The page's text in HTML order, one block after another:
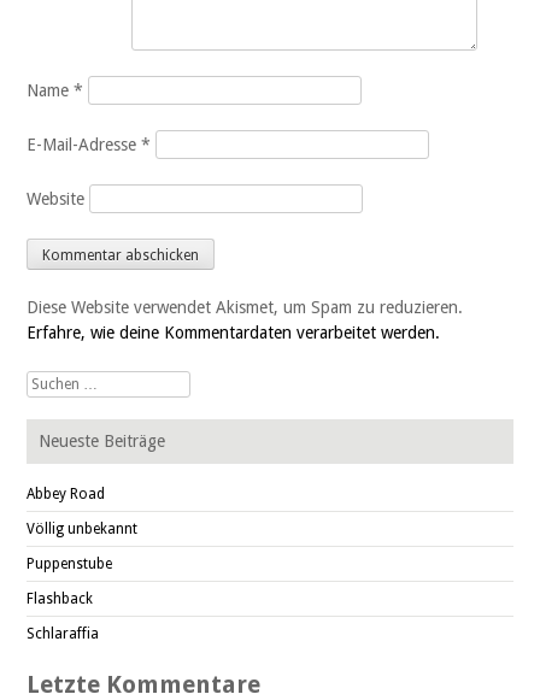
Name*
E-Mail-Adresse*
Website
Diese Website verwendet Akismet, um Spam zu reduzieren.
Erfahre, wie deine Kommentardaten verarbeitet werden.
Suche
nach:
Neueste Beiträge
Abbey Road
Völlig unbekannt
Puppenstube
Flashback
Schlaraffia
Letzte Kommentare